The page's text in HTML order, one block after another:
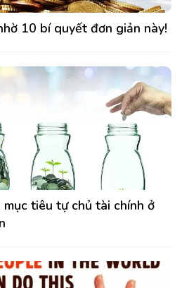
10 bí quyết đơn giản này!
tiêu tự chủ tài chính ở